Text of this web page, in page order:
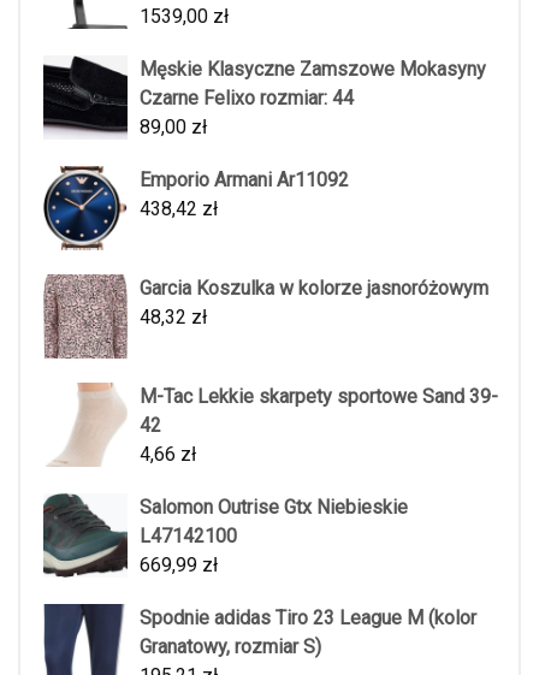
1539,00 zł
Męskie Klasyczne Zamszowe Mokasyny
Czarne Felixo rozmiar: 44
89,00 zł
Emporio Armani Ar11092
438,42 zł
Garcia Koszulka w kolorze jasnoróżowym
48,32 zł
M-Tac Lekkie skarpety sportowe Sand 39-
42
4,66 zł
Salomon Outrise Gtx Niebieskie
L47142100
669,99 zł
Spodnie adidas Tiro 23 League M (kolor
Granatowy, rozmiar S)